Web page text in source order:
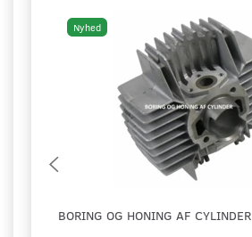
Nyhed
BORING OG HONING AF CYLINDER